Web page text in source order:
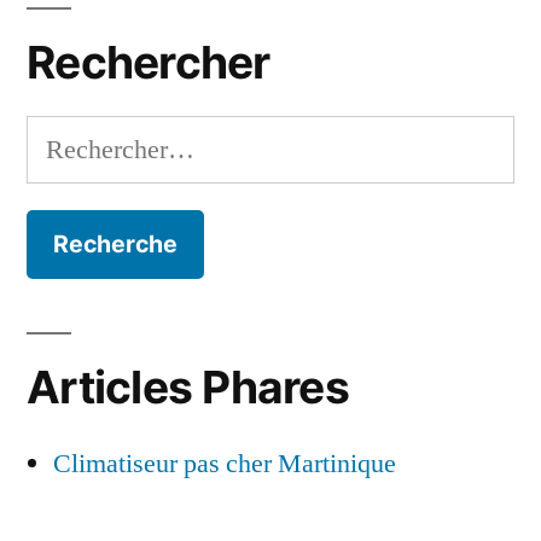
Rechercher
Rechercher :
Articles Phares
Climatiseur pas cher Martinique